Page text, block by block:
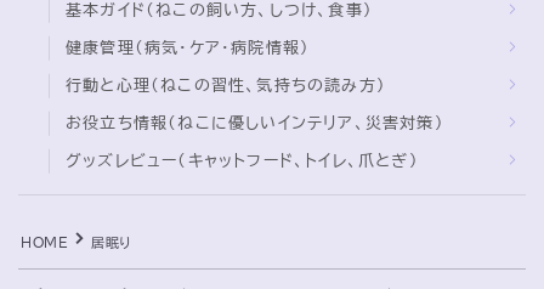
Follow Me
基本ガイド（ねこの飼い方、しつけ、食事）
健康管理（病気・ケア・病院情報）
行動と心理（ねこの習性、気持ちの読み方）
お役立ち情報（ねこに優しいインテリア、災害対策）
グッズレビュー（キャットフード、トイレ、爪とぎ）
HOME 居眠り